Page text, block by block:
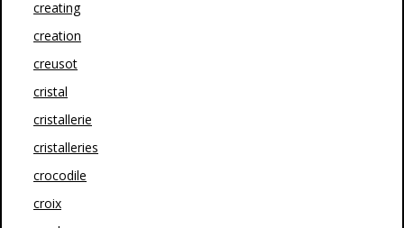
creating
creation
creusot
cristal
cristallerie
cristalleries
crocodile
croix